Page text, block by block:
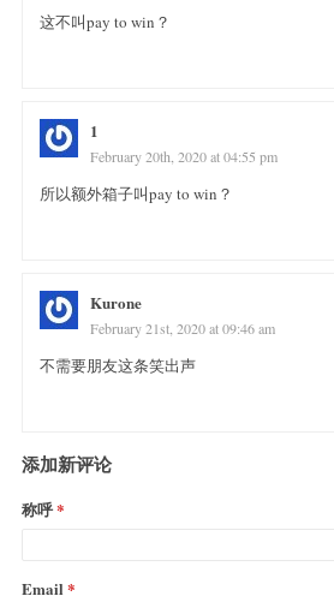
这不叫pay to win？
1
February 20th, 2020 at 04:55 pm
所以额外箱子叫pay to win？
Kurone
February 21st, 2020 at 09:46 am
不需要朋友这条笑出声
添加新评论
称呼
Email